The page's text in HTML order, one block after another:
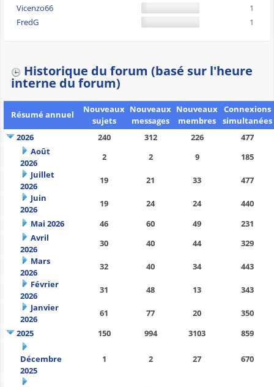
Vicenzo66
1
FredG
1
Historique du forum (basé sur l'heure
interne du forum)
Résumé annuel
Nouveaux
sujets
Nouveaux
messages
Nouveaux
membres
Connexions
simultanées
2026
240 312 226
477
Août
2026
2 2 9
185
Juillet
2026
19 21 33
477
Juin
2026
19 24 24
440
Mai 2026
46 60 49
231
Avril
2026
30 40 44
329
Mars
2026
32 40 34
443
Février
2026
31 48 13
343
Janvier
2026
61 77 20
350
2025
150 994 3103 859
Décembre
2025
1 2 27 670